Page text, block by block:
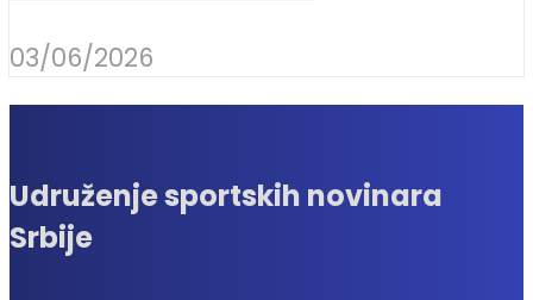
03/06/2026
Udruženje sportskih novinara
Srbije